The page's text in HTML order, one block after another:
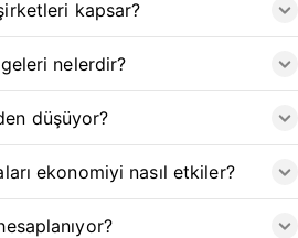
kapsar?
nelerdir?
düşüyor?
ekonomiyi nasıl etkiler?